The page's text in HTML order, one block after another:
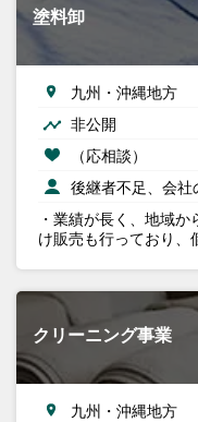
塗料卸
九州・沖縄地方
非公開
（応相談）
後継者不足、会
・業績が長く、地域
け販売も行っており
クリーニング事業
九州・沖縄地方